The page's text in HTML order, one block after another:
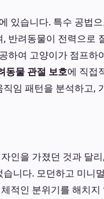
있습니다. 특수 공법
반려동물이 전력으로
하여 고양이가 점프하
동물 관절 보호에 직접
임 패턴을 분석하고,
인을 가졌던 것과 달리,
니다. 모던하고 미니
적인 분위기를 해치